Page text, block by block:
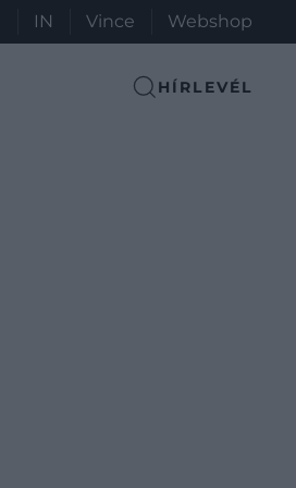
IN Vince Webshop
HÍRLEVÉL